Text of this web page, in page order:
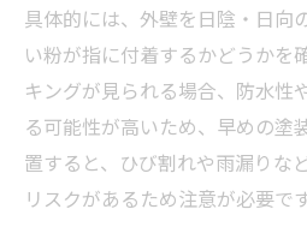
ト
梅雨・冬に外壁塗装
外壁塗装の乾燥不良
春秋の外壁塗装が選
外壁塗装の塗り替え費用
具体的には、外壁を日陰・日向
い粉が指に付着するかどうかを
キングが見られる場合、防水性
る可能性が高いため、早めの塗
置すると、ひび割れや雨漏りな
リスクがあるため注意が必要です